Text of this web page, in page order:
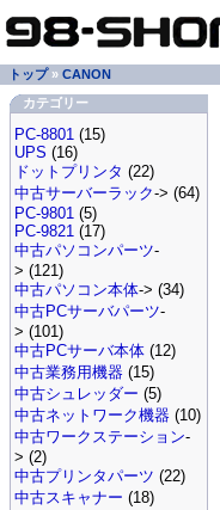
トップ» CANON
カテゴリー
PC-8801 (15)
UPS (16)
ドットプリンタ (22)
中古サーバーラック-> (64)
PC-9801 (5)
PC-9821 (17)
中古パソコンパーツ-
> (121)
中古パソコン本体-> (34)
中古PCサーバパーツ-
> (101)
中古PCサーバ本体 (12)
中古業務用機器 (15)
中古シュレッダー (5)
中古ネットワーク機器 (10)
中古ワークステーション-
> (2)
中古プリンタパーツ (22)
中古スキャナー (18)